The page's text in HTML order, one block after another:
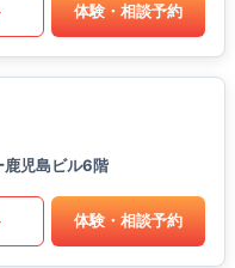
体験・相談予約
鹿児島ビル6階
体験・相談予約